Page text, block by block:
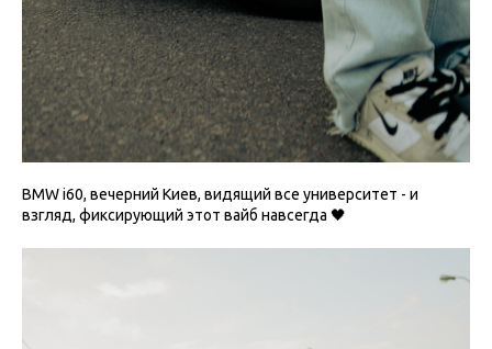
BMW i60, вечерний Киев, видящий все университет - и
взгляд, фиксирующий этот вайб навсегда 🖤